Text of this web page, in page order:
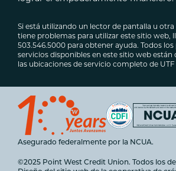
Si está utilizando un lector de pantalla u otra
tiene problemas para utilizar este sitio web,
503.546.5000 para obtener ayuda. Todos
servicios disponibles en este sitio web están
las ubicaciones de servicio completo de UTF
Asegurado federalmente por la NCUA.
©2025 Point West Credit Union. Todos los